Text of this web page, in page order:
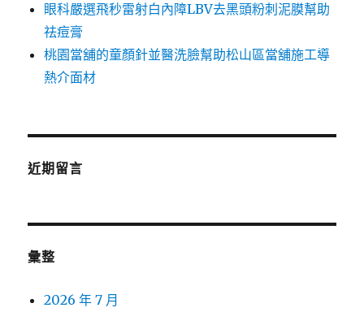
眼科嚴選飛秒雷射白內障LBV去黑頭粉刺泥膜幫助
祛痘膏
桃園當舖的童顏針並醫洗臉幫助松山區當舖施工導
熱介面材
近期留言
彙整
2026 年 7 月